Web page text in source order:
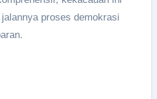
proses demokrasi